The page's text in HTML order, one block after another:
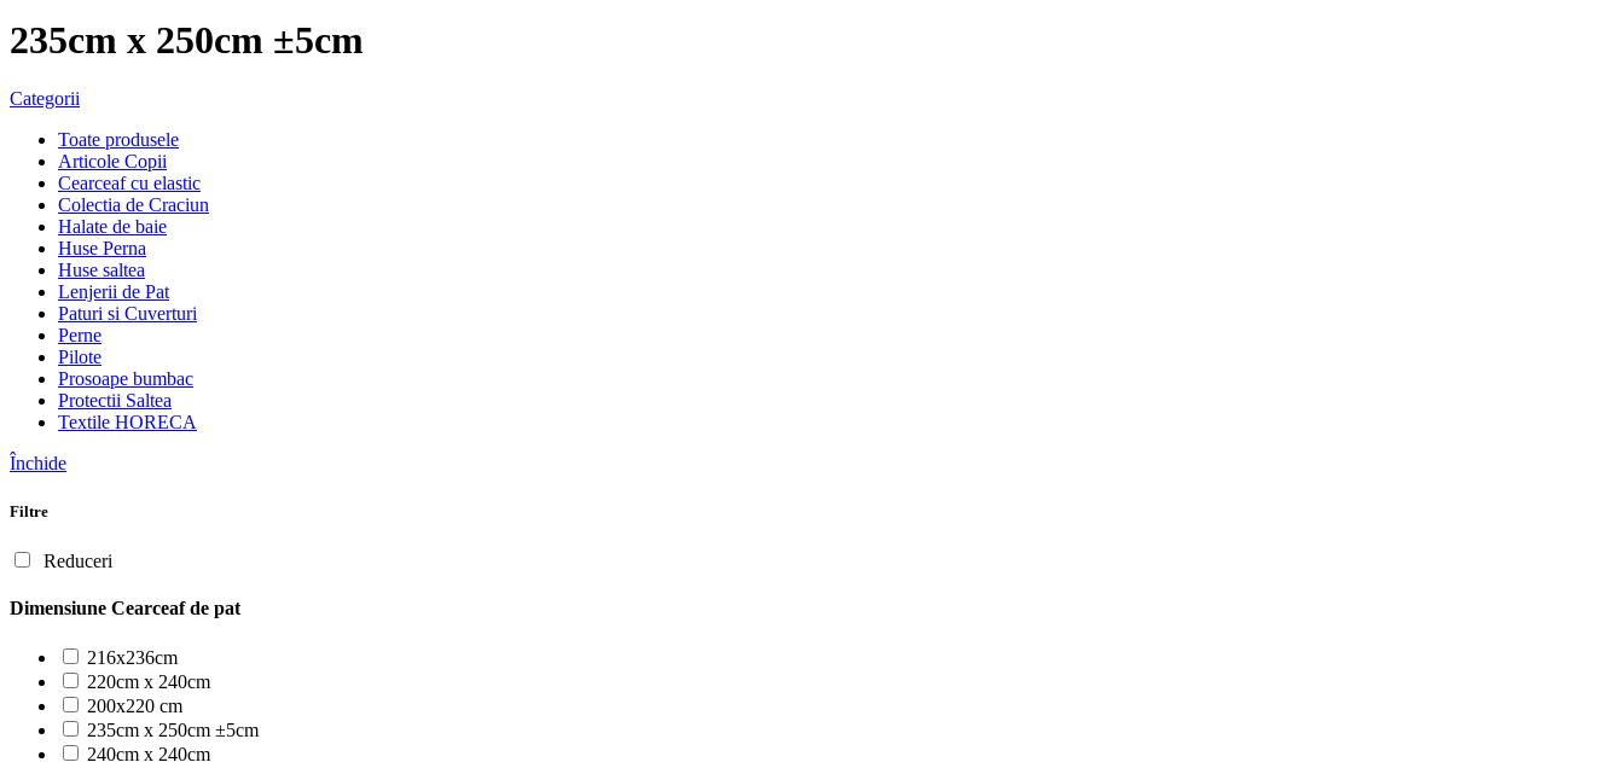
235cm x 250cm ±5cm
Categorii
Toate produsele
Articole Copii
Cearceaf cu elastic
Colectia de Craciun
Halate de baie
Huse Perna
Huse saltea
Lenjerii de Pat
Paturi si Cuverturi
Perne
Pilote
Prosoape bumbac
Protectii Saltea
Textile HORECA
Închide
Filtre
Reduceri
Dimensiune Cearceaf de pat
216x236cm
220cm x 240cm
200x220 cm
235cm x 250cm ±5cm
240cm x 240cm